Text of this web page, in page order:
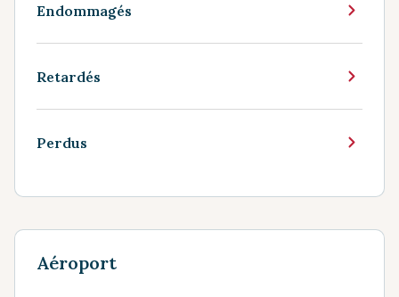
Endommagés
Retardés
Perdus
Aéroport